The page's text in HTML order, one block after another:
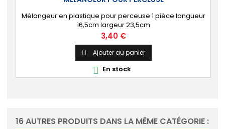
Mélangeur en plastique pour perceuse 1 pièce longueur
16,5cm largeur 23,5cm
Prix
3,40 €
 Ajouter au panier
 En stock
16 AUTRES PRODUITS DANS LA MÊME CATÉGORIE :